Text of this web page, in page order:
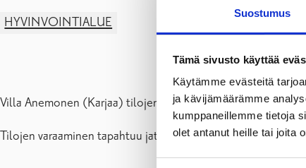
Suostumus
Tämä sivusto käyttää
Käytämme evästeitä
ja kävijämäärämme
kumppaneillemme tietoja
olet antanut heille tai joita
HYVINVOINTIALUE
Villa Anemonen (Karjaa) tilojen varauskäytäntöön on tullut
Tilojen varaaminen tapahtuu jatkossa sähköpostitse